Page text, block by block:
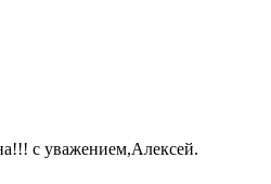
с уважением,Алексей.